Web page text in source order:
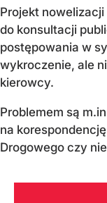
Projekt
do konsultacji
postępowania w
wykroczenie, ale
kierowcy.
Problemem są
na
Drogowego czy